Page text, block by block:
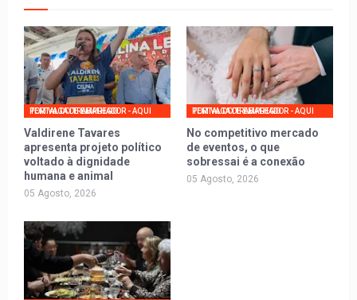
PORTAL DO TRABALHADOR - AQUI TEM VAGA DE EMPREGO
Valdirene Tavares
apresenta projeto político
voltado à dignidade
humana e animal
05 Agosto, 2026
PORTAL DO TRABALHADOR - AQUI TEM VAGA DE EMPREGO
No competitivo mercado
de eventos, o que
sobressai é a conexão
05 Agosto, 2026